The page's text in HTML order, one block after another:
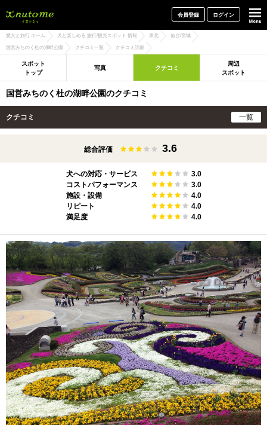
会員登録 ログイン
愛犬と旅行 ホーム 犬と楽しめる 旅行/観光スポット 情報 東北 仙台/宮城
国営みちのく杜の湖畔公園 クチコミ一覧 クチコミ詳細
スポット
トップ
写真 クチコミ
周辺
スポット
国営みちのく杜の湖畔公園のクチコミ
クチコミ 一覧
総合評価 3.6
犬への対応・サービス
3.0
コストパフォーマンス
3.0
施設・設備
4.0
リピート
4.0
満足度
4.0